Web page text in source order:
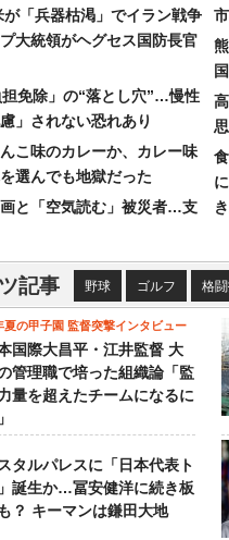
「兵器枯渇」でイラン戦争
大統領がヘグセス国防長官
免除」の“落とし穴”…慢性
」されない恐れあり
こ味のカレーか、カレー味
選んでも地獄だった
画と「空気読む」被災者…支
記事 野球 ゴルフ 格
夏の甲子園 監督突撃インタビュー
国際大昌平・江井監督 大
管理職で培った組織論「監
量を超えたチームになるに
タルパレスに「日本代表ト
誕生か…冨安健洋に続き板
？ キーマンは鎌田大地